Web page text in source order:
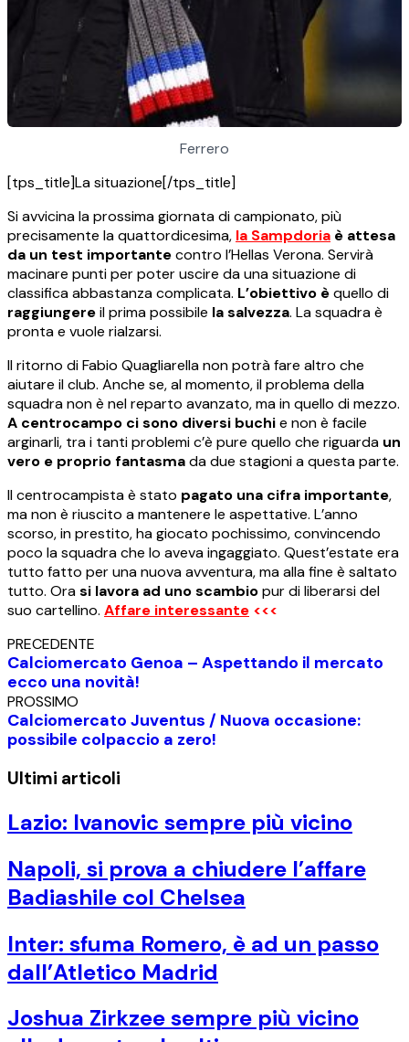
Ferrero
[tps_title]La situazione[/tps_title]
Si avvicina la prossima giornata di campionato, più
precisamente la quattordicesima, la Sampdoria è attesa
da un test importantecontro l’Hellas Verona. Servirà
macinare punti per poter uscire da una situazione di
classifica abbastanza complicata. L’obiettivo èquello di
raggiungereil prima possibile la salvezza. La squadra è
pronta e vuole rialzarsi.
Il ritorno di Fabio Quagliarella non potrà fare altro che
aiutare il club. Anche se, al momento, il problema della
squadra non è nel reparto avanzato, ma in quello di mezzo.
A centrocampo ci sono diversi buchie non è facile
arginarli, tra i tanti problemi c’è pure quello che riguarda un
vero e proprio fantasmada due stagioni a questa parte.
Il centrocampista è stato pagato una cifra importante,
ma non è riuscito a mantenere le aspettative. L’anno
scorso, in prestito, ha giocato pochissimo, convincendo
poco la squadra che lo aveva ingaggiato. Quest’estate era
tutto fatto per una nuova avventura, ma alla fine è saltato
tutto. Orasi lavora ad uno scambiopur di liberarsi del
suo cartellino. Affare interessante <<<
PRECEDENTE
Calciomercato Genoa – Aspettando il mercato
ecco una novità!
PROSSIMO
Calciomercato Juventus / Nuova occasione:
possibile colpaccio a zero!
Ultimi articoli
Lazio: Ivanovic sempre più vicino
Napoli, si prova a chiudere l’affare
Badiashile col Chelsea
Inter: sfuma Romero, è ad un passo
dall’Atletico Madrid
Joshua Zirkzee sempre più vicino